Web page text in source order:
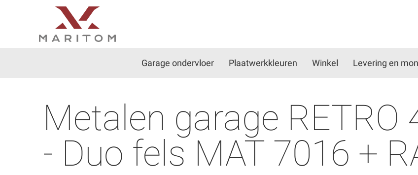
Garage ondervloer Plaatwerkkleuren Winkel Levering en
Metalen garage RETRO
- Duo fels MAT 7016 +